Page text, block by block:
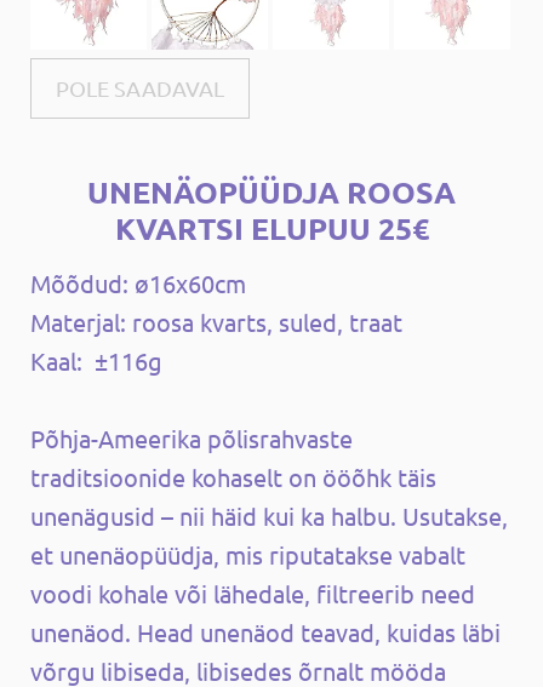
POLE SAADAVAL
UNENÄOPÜÜDJA ​​ROOSA
KVARTSI ELUPUU 25€
Mõõdud: ø16x60cm
Materjal: roosa kvarts, suled, traat
Kaal: ±116g
Põhja-Ameerika põlisrahvaste
traditsioonide kohaselt on ööõhk täis
unenägusid – nii häid kui ka halbu. Usutakse,
et unenäopüüdja, mis riputatakse vabalt
voodi kohale või lähedale, filtreerib need
unenäod. Head unenäod teavad, kuidas läbi
võrgu libiseda, libisedes õrnalt mööda